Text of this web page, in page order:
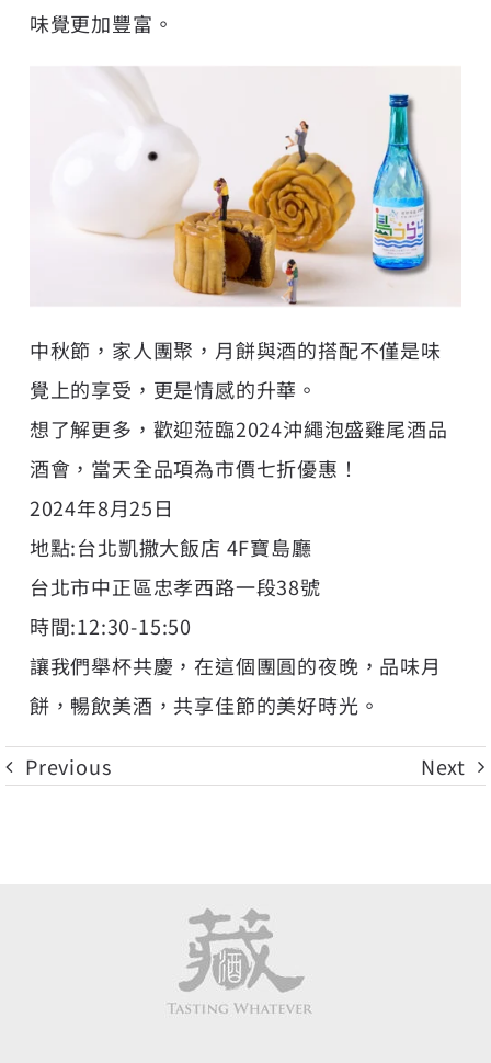
味覺更加豐富。
中秋節，家人團聚，月餅與酒的搭配不僅是味
覺上的享受，更是情感的升華。
想了解更多，歡迎蒞臨2024沖繩泡盛雞尾酒品
酒會，當天全品項為市價七折優惠！
2024年8月25日
地點:台北凱撒大飯店 4F寶島廳
台北市中正區忠孝西路一段38號
時間:12:30-15:50
讓我們舉杯共慶，在這個團圓的夜晚，品味月
餅，暢飲美酒，共享佳節的美好時光。
Previous Next